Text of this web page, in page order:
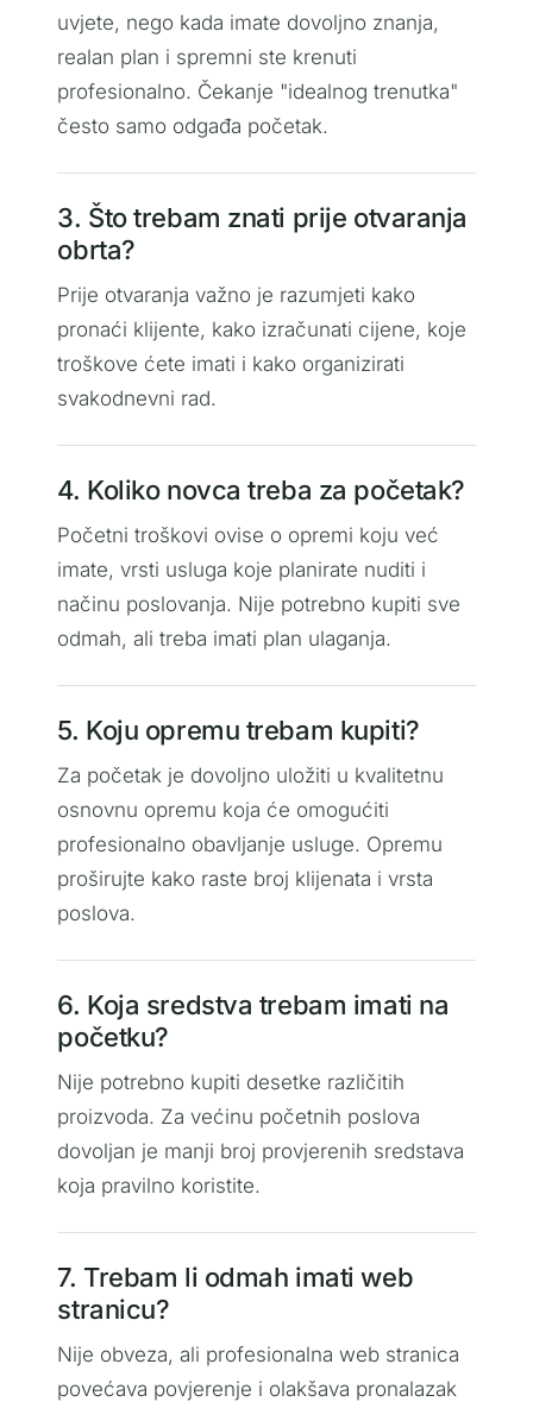
uvjete, nego kada imate dovoljno znanja,
realan plan i spremni ste krenuti
profesionalno. Čekanje "idealnog trenutka"
često samo odgađa početak.
3. Što trebam znati prije otvaranja
obrta?
Prije otvaranja važno je razumjeti kako
pronaći klijente, kako izračunati cijene, koje
troškove ćete imati i kako organizirati
svakodnevni rad.
4. Koliko novca treba za početak?
Početni troškovi ovise o opremi koju već
imate, vrsti usluga koje planirate nuditi i
načinu poslovanja. Nije potrebno kupiti sve
odmah, ali treba imati plan ulaganja.
5. Koju opremu trebam kupiti?
Za početak je dovoljno uložiti u kvalitetnu
osnovnu opremu koja će omogućiti
profesionalno obavljanje usluge. Opremu
proširujte kako raste broj klijenata i vrsta
poslova.
6. Koja sredstva trebam imati na
početku?
Nije potrebno kupiti desetke različitih
proizvoda. Za većinu početnih poslova
dovoljan je manji broj provjerenih sredstava
koja pravilno koristite.
7. Trebam li odmah imati web
stranicu?
Nije obveza, ali profesionalna web stranica
povećava povjerenje i olakšava pronalazak